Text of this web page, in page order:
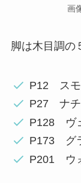
画
脚は木目調の
P12 スモ
P27 ナチ
P128 ヴ
P173 グ
P201 ウ